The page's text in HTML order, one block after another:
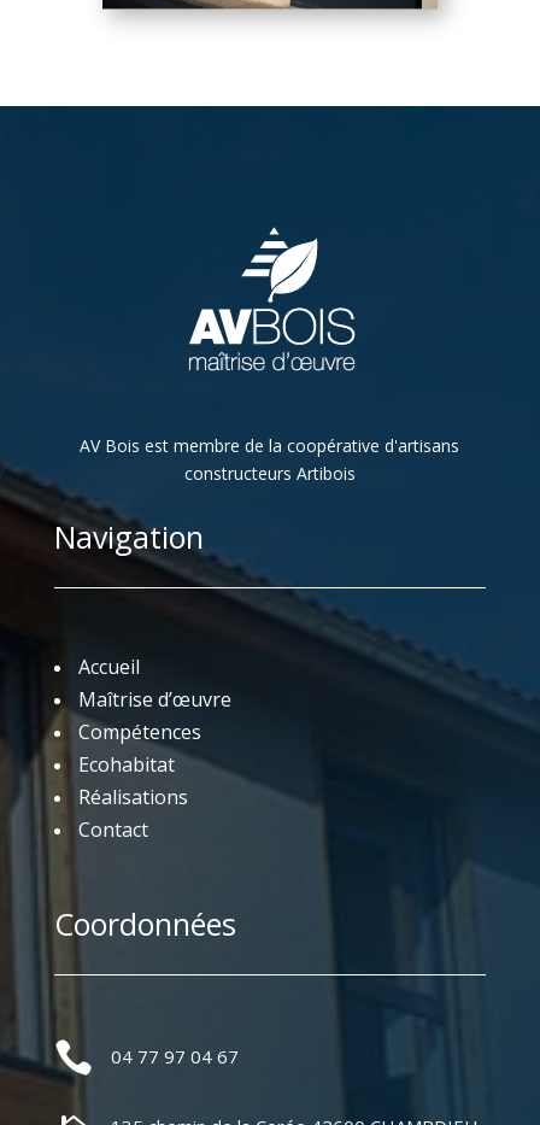
AV Bois est membre de la coopérative d'artisans
constructeurs Artibois
Navigation
Accueil
Maîtrise d’œuvre
Compétences
Ecohabitat
Réalisations
Contact
Coordonnées
 04 77 97 04 67